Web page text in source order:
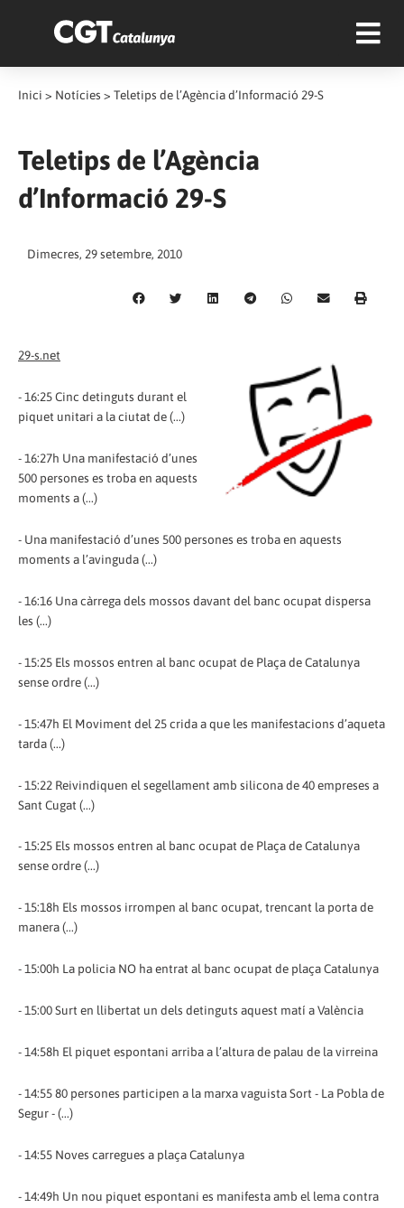
Inici > Notícies > Teletips de l’Agència d’Informació 29-S
Teletips de l’Agència
d’Informació 29-S
Dimecres, 29 setembre, 2010
29-s.net
- 16:25 Cinc detinguts durant el
piquet unitari a la ciutat de (...)
- 16:27h Una manifestació d’unes
500 persones es troba en aquests
moments a (...)
- Una manifestació d’unes 500 persones es troba en aquests
moments a l’avinguda (...)
- 16:16 Una càrrega dels mossos davant del banc ocupat dispersa
les (...)
- 15:25 Els mossos entren al banc ocupat de Plaça de Catalunya
sense ordre (...)
- 15:47h El Moviment del 25 crida a que les manifestacions d’aqueta
tarda (...)
- 15:22 Reivindiquen el segellament amb silicona de 40 empreses a
Sant Cugat (...)
- 15:25 Els mossos entren al banc ocupat de Plaça de Catalunya
sense ordre (...)
- 15:18h Els mossos irrompen al banc ocupat, trencant la porta de
manera (...)
- 15:00h La policia NO ha entrat al banc ocupat de plaça Catalunya
- 15:00 Surt en llibertat un dels detinguts aquest matí a València
- 14:58h El piquet espontani arriba a l’altura de palau de la virreina
- 14:55 80 persones participen a la marxa vaguista Sort - La Pobla de
Segur - (...)
- 14:55 Noves carregues a plaça Catalunya
- 14:49h Un nou piquet espontani es manifesta amb el lema contra